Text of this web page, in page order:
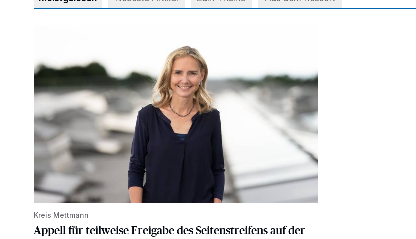
Kreis Mettmann
Appell für teilweise Freigabe des Seitenstreifens auf der